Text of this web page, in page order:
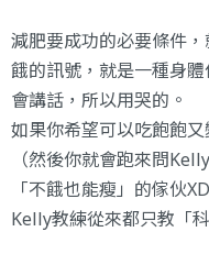
減肥要成功的必要條件
餓的訊號，就是一種身
會講話，所以用哭的。
如果你希望可以吃飽飽
（然後你就會跑來問
「不餓也能瘦」的傢伙XD
Kelly教練從來都只教「